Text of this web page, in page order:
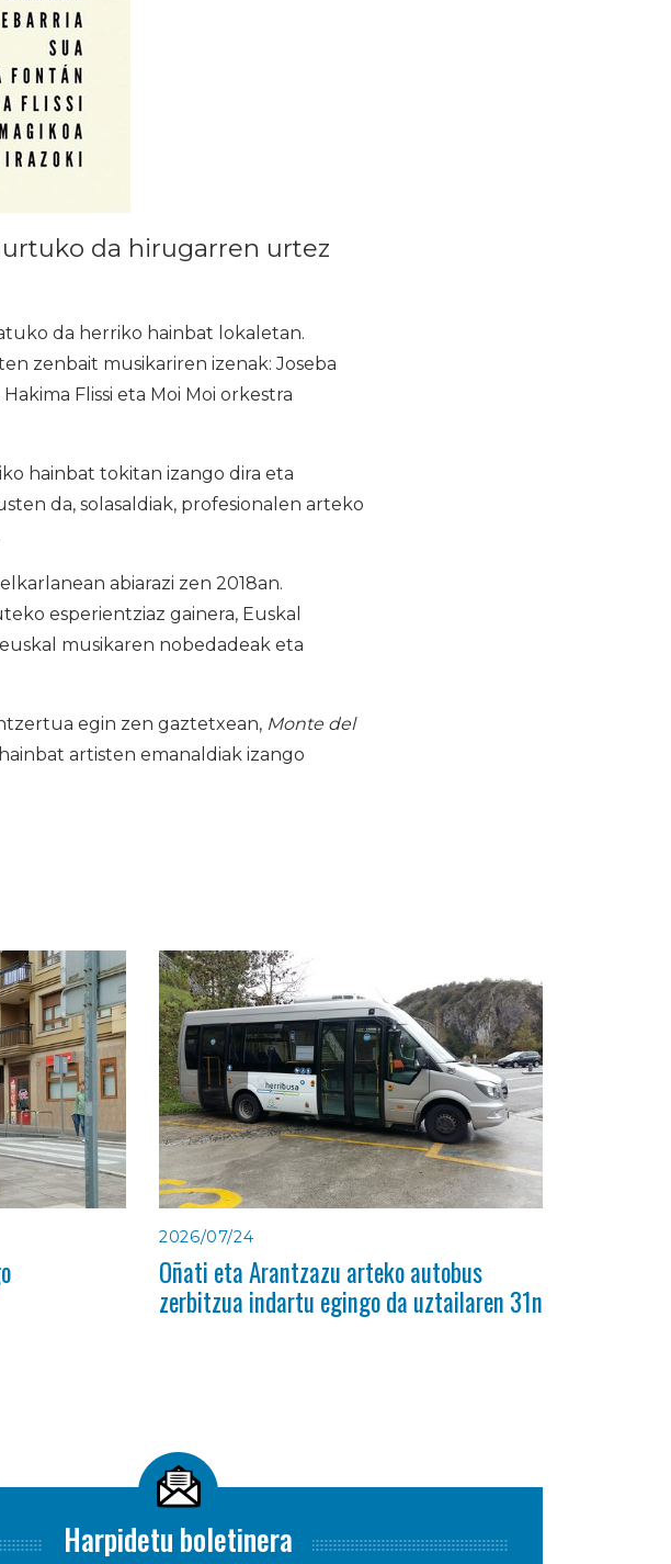
da hirugarren urtez
da herriko hainbat lokaletan.
zenbait musikariren izenak: Joseba
Flissi eta Moi Moi orkestra
hainbat tokitan izango dira eta
da, solasaldiak, profesionalen arteko
abiarazi zen 2018an.
esperientziaz gainera, Euskal
musikaren nobedadeak eta
egin zen gaztetxean, Monte del
artisten emanaldiak izango
2026/07/24
Oñati eta Arantzazu arteko autobus
zerbitzua indartu egingo da uztailaren 31n
Harpidetu boletinera